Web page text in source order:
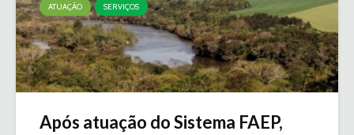
ATUAÇÃO SERVIÇOS
Após atuação do Sistema FAEP,